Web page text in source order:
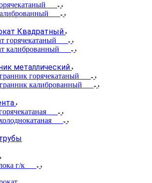
Квадратный
горячекатаный
калиброванный
металлический
горячекатаный
калиброванный
г/к